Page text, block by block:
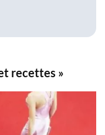
recettes »